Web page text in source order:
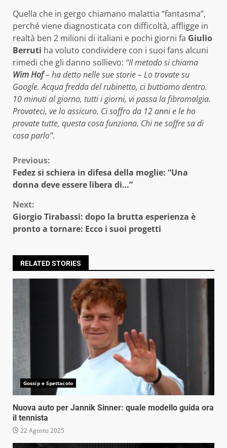
Quella che in gergo chiamano malattia “fantasma”,
perché viene diagnosticata con difficoltà, affligge in
realtà ben 2 milioni di italiani e pochi giorni fa Giulio
Berruti ha voluto condividere con i suoi fans alcuni
rimedi che gli danno sollievo: “Il metodo si chiama
Wim Hof– ha detto nelle sue storie – Lo trovate su
Google. Acqua fredda del rubinetto, ci buttiamo dentro.
10 minuti al giorno, tutti i giorni, vi passa la fibromalgia.
Provateci, ve lo assicuro. Ci soffro da 12 anni e le ho
provate tutte, questa cosa funziona. Chi ne soffre sa di
cosa parlo”.
Continue
Reading
Previous:
Fedez si schiera in difesa della moglie: “Una
donna deve essere libera di…”
Next:
Giorgio Tirabassi: dopo la brutta esperienza è
pronto a tornare: Ecco i suoi progetti
RELATED STORIES
Gossip e Spettacolo
Nuova auto per Jannik Sinner: quale modello guida ora
il tennista
22 Agosto 2025